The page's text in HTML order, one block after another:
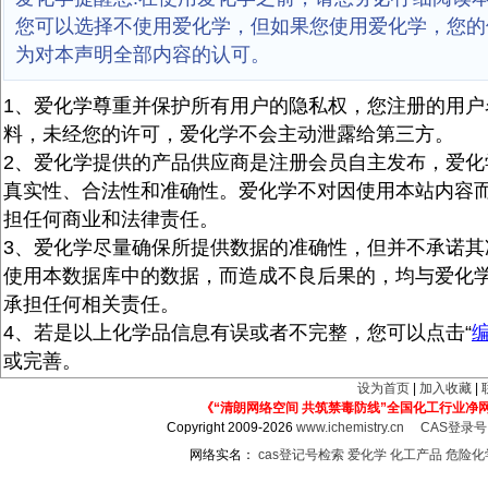
您可以选择不使用爱化学，但如果您使用爱化学，您
为对本声明全部内容的认可。
1、爱化学尊重并保护所有用户的隐私权，您注册的用
料，未经您的许可，爱化学不会主动泄露给第三方。
2、爱化学提供的产品供应商是注册会员自主发布，爱
真实性、合法性和准确性。爱化学不对因使用本站内容
担任何商业和法律责任。
3、爱化学尽量确保所提供数据的准确性，但并不承诺
使用本数据库中的数据，而造成不良后果的，均与爱化
承担任何相关责任。
4、若是以上化学品信息有误或者不完整，您可以点击“
或完善。
设为首页 加入收藏
《“清朗网络空间 共筑禁毒防线”全国化工行业净
Copyright 2009-2026www.ichemistry.cn
CAS登录
网络实名： cas登记号检索 爱化学 化工产品 危险化